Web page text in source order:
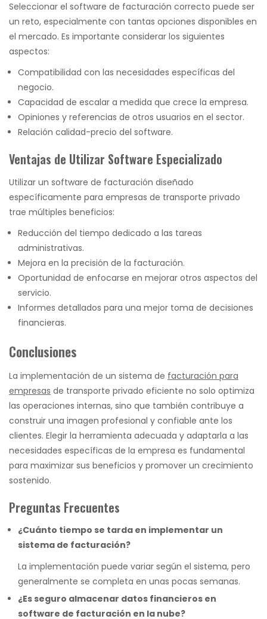
Seleccionar el software de facturación correcto puede ser
un reto, especialmente con tantas opciones disponibles en
el mercado. Es importante considerar los siguientes
aspectos:
Compatibilidad con las necesidades específicas del
negocio.
Capacidad de escalar a medida que crece la empresa.
Opiniones y referencias de otros usuarios en el sector.
Relación calidad-precio del software.
Ventajas de Utilizar Software Especializado
Utilizar un software de facturación diseñado
específicamente para empresas de transporte privado
trae múltiples beneficios:
Reducción del tiempo dedicado a las tareas
administrativas.
Mejora en la precisión de la facturación.
Oportunidad de enfocarse en mejorar otros aspectos del
servicio.
Informes detallados para una mejor toma de decisiones
financieras.
Conclusiones
La implementación de un sistema de facturación para
empresas de transporte privado eficiente no solo optimiza
las operaciones internas, sino que también contribuye a
construir una imagen profesional y confiable ante los
clientes. Elegir la herramienta adecuada y adaptarla a las
necesidades específicas de la empresa es fundamental
para maximizar sus beneficios y promover un crecimiento
sostenido.
Preguntas Frecuentes
¿Cuánto tiempo se tarda en implementar un
sistema de facturación?
La implementación puede variar según el sistema, pero
generalmente se completa en unas pocas semanas.
¿Es seguro almacenar datos financieros en
software de facturación en la nube?